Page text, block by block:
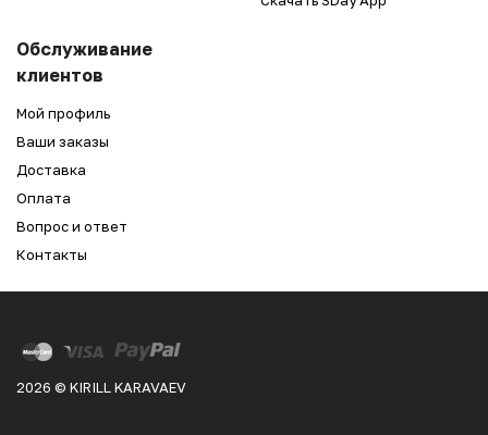
Обслуживание
клиентов
Мой профиль
Ваши заказы
Доставка
Оплата
Вопрос и ответ
Контакты
2026 © KIRILL KARAVAEV